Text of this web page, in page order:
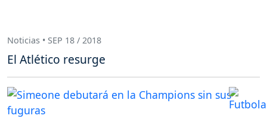
Noticias • SEP 18 / 2018
El Atlético resurge